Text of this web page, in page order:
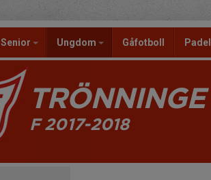
Senior Ungdom Gåfotboll Padel
F 2017-2018